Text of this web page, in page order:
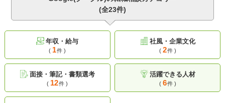
(全23件)
年収・給与
( 1件 )
社風・企業文化
( 2件 )
面接・筆記・書類選考
( 12件 )
活躍できる人材
( 6件 )